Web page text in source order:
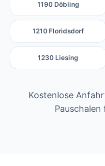
1190 Döbling
1210 Floridsdorf
1230 Liesing
Kostenlose